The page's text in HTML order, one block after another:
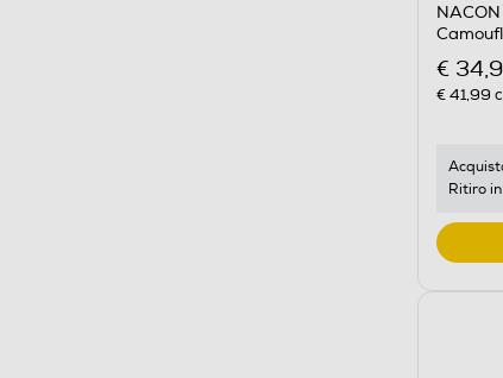
€
€ 41,99
Ritiro